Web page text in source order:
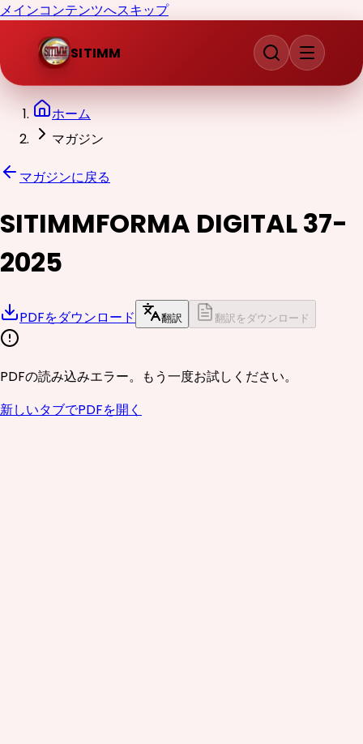
メインコンテンツへスキップ
SITIMM
ホーム
マガジン
マガジンに戻る
SITIMMFORMA DIGITAL 37-
2025
PDFをダウンロード 翻訳 翻訳をダウンロード
PDFの読み込みエラー。もう一度お試しください。
新しいタブでPDFを開く